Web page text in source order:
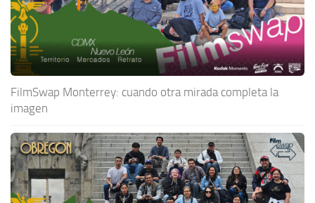
FilmSwap Monterrey: cuando otra mirada completa la
imagen